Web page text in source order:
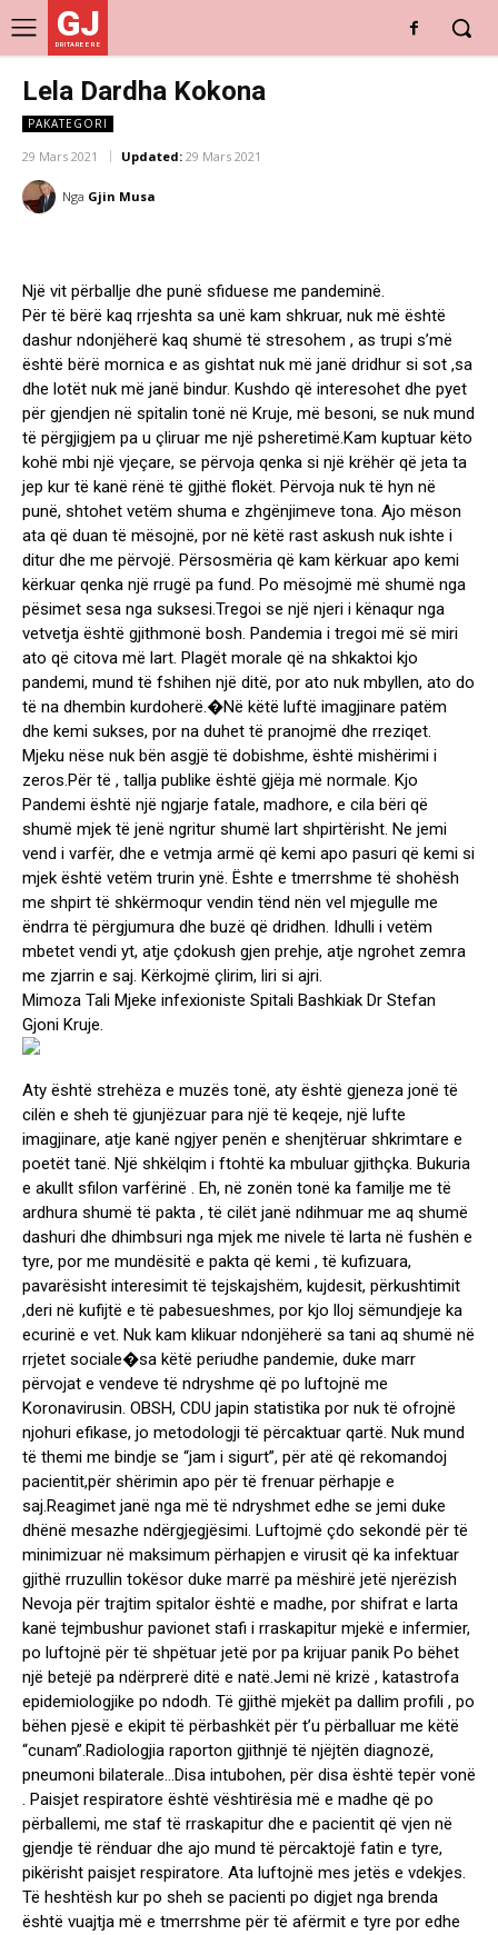
GJ
DRITARE E RE
Lela Dardha Kokona
PAKATEGORI
29 Mars 2021 Updated: 29 Mars 2021
Nga Gjin Musa
Një vit përballje dhe punë sfiduese me pandeminë.
Për të bërë kaq rrjeshta sa unë kam shkruar, nuk më është
dashur ndonjëherë kaq shumë të stresohem , as trupi s’më
është bërë mornica e as gishtat nuk më janë dridhur si sot ,sa
dhe lotët nuk më janë bindur. Kushdo që interesohet dhe pyet
për gjendjen në spitalin tonë në Kruje, më besoni, se nuk mund
të përgjigjem pa u çliruar me një psheretimë.Kam kuptuar këto
kohë mbi një vjeçare, se përvoja qenka si një krëhër që jeta ta
jep kur të kanë rënë të gjithë flokët. Përvoja nuk të hyn në
punë, shtohet vetëm shuma e zhgënjimeve tona. Ajo mëson
ata që duan të mësojnë, por në këtë rast askush nuk ishte i
ditur dhe me përvojë. Përsosmëria që kam kërkuar apo kemi
kërkuar qenka një rrugë pa fund. Po mësojmë më shumë nga
pësimet sesa nga suksesi.Tregoi se një njeri i kënaqur nga
vetvetja është gjithmonë bosh. Pandemia i tregoi më së miri
ato që citova më lart. Plagët morale që na shkaktoi kjo
pandemi, mund të fshihen një ditë, por ato nuk mbyllen, ato do
të na dhembin kurdoherë.�Në këtë luftë imagjinare patëm
dhe kemi sukses, por na duhet të pranojmë dhe rreziqet.
Mjeku nëse nuk bën asgjë të dobishme, është mishërimi i
zeros.Për të , tallja publike është gjëja më normale. Kjo
Pandemi është një ngjarje fatale, madhore, e cila bëri që
shumë mjek të jenë ngritur shumë lart shpirtërisht. Ne jemi
vend i varfër, dhe e vetmja armë që kemi apo pasuri që kemi si
mjek është vetëm trurin ynë. Ështe e tmerrshme të shohësh
me shpirt të shkërmoqur vendin tënd nën vel mjegulle me
ëndrra të përgjumura dhe buzë që dridhen. Idhulli i vetëm
mbetet vendi yt, atje çdokush gjen prehje, atje ngrohet zemra
me zjarrin e saj. Kërkojmë çlirim, liri si ajri.
Mimoza Tali Mjeke infexioniste Spitali Bashkiak Dr Stefan
Gjoni Kruje.
Aty është strehëza e muzës tonë, aty është gjeneza jonë të
cilën e sheh të gjunjëzuar para një të keqeje, një lufte
imagjinare, atje kanë ngjyer penën e shenjtëruar shkrimtare e
poetët tanë. Një shkëlqim i ftohtë ka mbuluar gjithçka. Bukuria
e akullt sfilon varfërinë . Eh, në zonën tonë ka familje me të
ardhura shumë të pakta , të cilët janë ndihmuar me aq shumë
dashuri dhe dhimbsuri nga mjek me nivele të larta në fushën e
tyre, por me mundësitë e pakta që kemi , të kufizuara,
pavarësisht interesimit të tejskajshëm, kujdesit, përkushtimit
,deri në kufijtë e të pabesueshmes, por kjo lloj sëmundjeje ka
ecurinë e vet. Nuk kam klikuar ndonjëherë sa tani aq shumë në
rrjetet sociale�sa këtë periudhe pandemie, duke marr
përvojat e vendeve të ndryshme që po luftojnë me
Koronavirusin. OBSH, CDU japin statistika por nuk të ofrojnë
njohuri efikase, jo metodologji të përcaktuar qartë. Nuk mund
të themi me bindje se “jam i sigurt”, për atë që rekomandoj
pacientit,për shërimin apo për të frenuar përhapje e
saj.Reagimet janë nga më të ndryshmet edhe se jemi duke
dhënë mesazhe ndërgjegjësimi. Luftojmë çdo sekondë për të
minimizuar në maksimum përhapjen e virusit që ka infektuar
gjithë rruzullin tokësor duke marrë pa mëshirë jetë njerëzish
Nevoja për trajtim spitalor është e madhe, por shifrat e larta
kanë tejmbushur pavionet stafi i rraskapitur mjekë e infermier,
po luftojnë për të shpëtuar jetë por pa krijuar panik Po bëhet
një betejë pa ndërprerë ditë e natë.Jemi në krizë , katastrofa
epidemiologjike po ndodh. Të gjithë mjekët pa dallim profili , po
bëhen pjesë e ekipit të përbashkët për t’u përballuar me këtë
“cunam”.Radiologjia raporton gjithnjë të njëjtën diagnozë,
pneumoni bilaterale…Disa intubohen, për disa është tepër vonë
. Paisjet respiratore është vështirësia më e madhe që po
përballemi, me staf të rraskapitur dhe e pacientit që vjen në
gjendje të rënduar dhe ajo mund të përcaktojë fatin e tyre,
pikërisht paisjet respiratore. Ata luftojnë mes jetës e vdekjes.
Të heshtësh kur po sheh se pacienti po digjet nga brenda
është vuajtja më e tmerrshme për të afërmit e tyre por edhe